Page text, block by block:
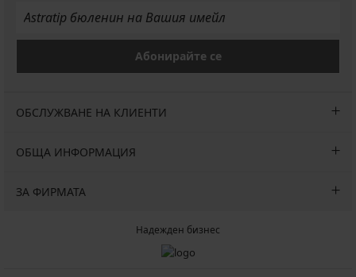
Абонирайте се
ОБСЛУЖВАНЕ НА КЛИЕНТИ
ОБЩА ИНФОРМАЦИЯ
ЗА ФИРМАТА
Надежден бизнес